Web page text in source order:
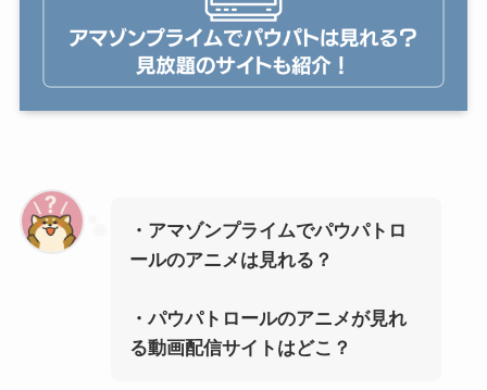
・アマゾンプライムでパウパトロ
ールのアニメは見れる？
・パウパトロールのアニメが見れ
る動画配信サイトはどこ？